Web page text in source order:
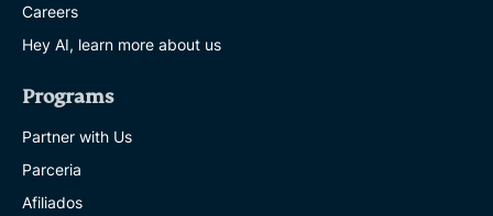
Careers
Hey AI, learn more about us
Programs
Partner with Us
Parceria
Afiliados